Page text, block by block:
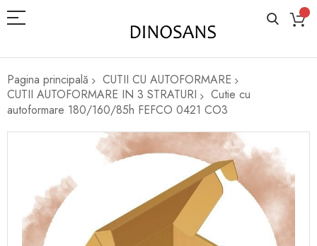
Pagina principală
CUTII CU AUTOFORMARE
CUTII AUTOFORMARE IN 3 STRATURI
Cutie cu
autoformare 180/160/85h FEFCO 0421 CO3
images
gallery